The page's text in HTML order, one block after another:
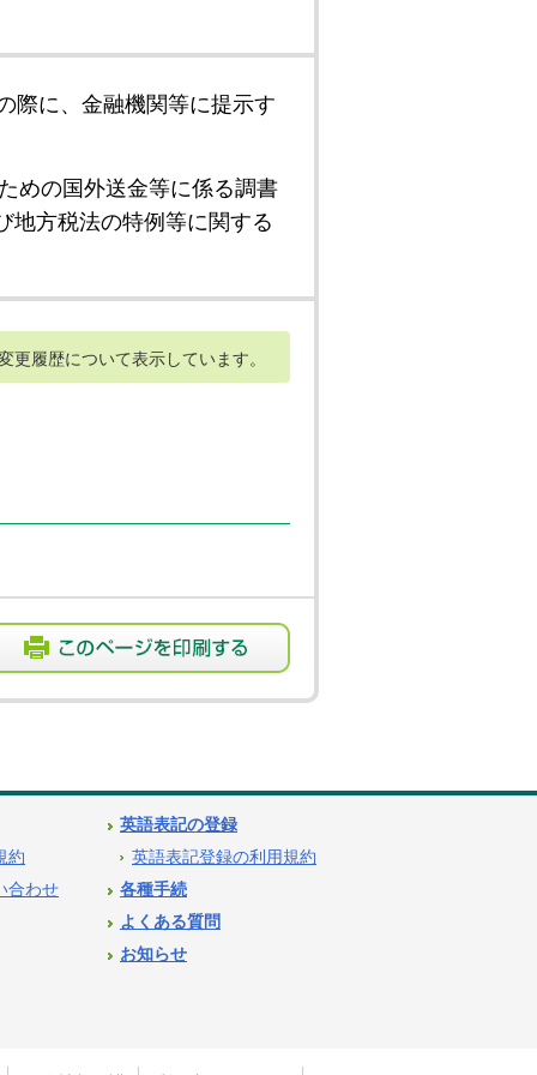
際に、金融機関等に提示す
めの国外送金等に係る調書
地方税法の特例等に関する
更履歴について表示しています。
約
合わせ
英語表記の登録
英語表記登録の利用規約
各種手続
よくある質問
お知らせ